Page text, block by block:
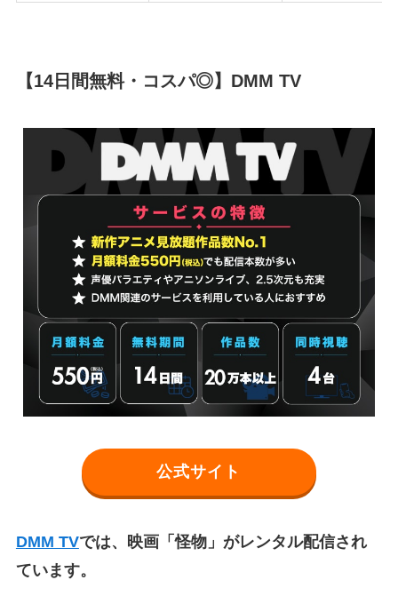
【14日間無料・コスパ◎】DMM TV
公式サイト
DMM TVでは、映画「怪物」がレンタル配信され
ています。